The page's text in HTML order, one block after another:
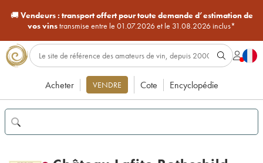
🚚Vendeurs : transport offert pour toute demande d’estimation de
vos vinstransmise entre le 01.07.2026 et le 31.08.2026 inclus*
Acheter VENDRE Cote Encyclopédie